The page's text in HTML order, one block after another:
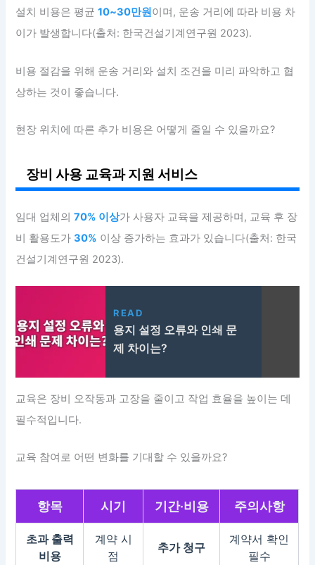
설치 비용은 평균10~30만원이며, 운송 거리에 따라 비용 차
이가 발생합니다(출처: 한국건설기계연구원 2023).
비용 절감을 위해 운송 거리와 설치 조건을 미리 파악하고 협
상하는 것이 좋습니다.
현장 위치에 따른 추가 비용은 어떻게 줄일 수 있을까요?
장비 사용 교육과 지원 서비스
임대 업체의70% 이상가 사용자 교육을 제공하며, 교육 후 장
비 활용도가30% 이상 증가하는 효과가 있습니다(출처: 한국
건설기계연구원 2023).
READ
용지 설정 오류와 인쇄 문
제 차이는?
교육은 장비 오작동과 고장을 줄이고 작업 효율을 높이는 데
필수적입니다.
교육 참여로 어떤 변화를 기대할 수 있을까요?
항목 시기 기간·비용 주의사항
초과 출력
비용
계약 시
점
추가 청구
계약서 확인
필수